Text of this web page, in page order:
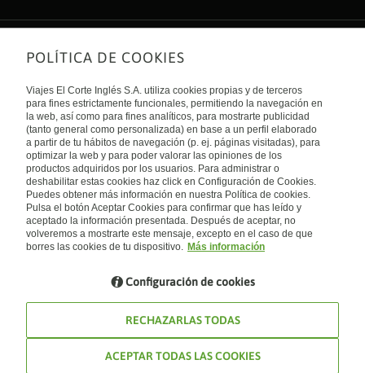
Sobre nosotros
Quiénes somos
Financiación
Sostenibilidad
Turismo accesible
Tarjeta El Corte Inglés
Trabaja con nosotros
El Corte Inglés
Canal Ético
Enlaces de interés
Guías de viaje
Catálogos
Auto check-in
Condiciones Generales
Política de privacidad
Política de cookies
Accesibilidad
Empresas/ Grupos
Internacional
España
Visita nuestro blog
Blog de Viajes el Corte inglés
POLÍTICA DE COOKIES
Viajes El Corte Inglés S.A. utiliza cookies propias y de terceros
para fines estrictamente funcionales, permitiendo la navegación en
la web, así como para fines analíticos, para mostrarte publicidad
(tanto general como personalizada) en base a un perfil elaborado
a partir de tu hábitos de navegación (p. ej. páginas visitadas), para
optimizar la web y para poder valorar las opiniones de los
productos adquiridos por los usuarios. Para administrar o
deshabilitar estas cookies haz click en Configuración de Cookies.
Puedes obtener más información en nuestra Política de cookies.
Pulsa el botón Aceptar Cookies para confirmar que has leído y
aceptado la información presentada. Después de aceptar, no
volveremos a mostrarte este mensaje, excepto en el caso de que
borres las cookies de tu dispositivo. Más información
Configuración de cookies
RECHAZARLAS TODAS
ACEPTAR TODAS LAS COOKIES